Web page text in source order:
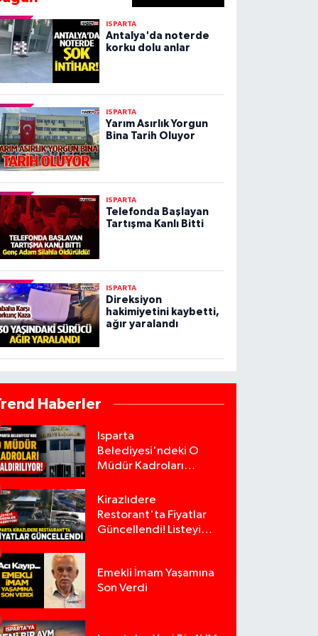
ISPARTA
Antalya'da noterde
korku dolu anlar
ISPARTA
Yarım Asırlık Yorgun
Bina Tarih Oluyor
ISPARTA
Telefonda Başlayan
Tartışma Kanlı Bitti
ISPARTA
Direksiyon
hakimiyetini kaybetti,
ağır yaralandı
Haberler
Isparta
Belediyesi'ndeki O
Müdür Kadroları
Kirazlıdere
Restorant'ta Fiyatlar
Güncellendi! Listeyi
Emekli İmam Yaşamına
Son Verdi